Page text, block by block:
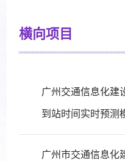
横向项目
广州交通信息化建
到站时间实时预测
广州市交通信息化